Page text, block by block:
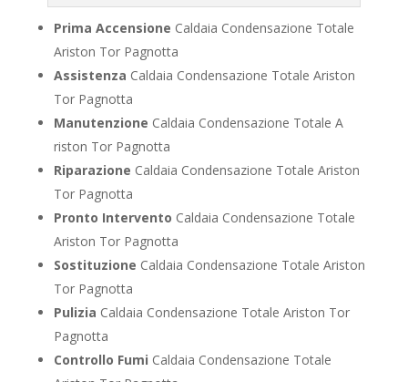
Prima Accensione Caldaia Condensazione Totale
Ariston Tor Pagnotta
Assistenza Caldaia Condensazione Totale Ariston
Tor Pagnotta
Manutenzione Caldaia Condensazione Totale A
riston Tor Pagnotta
Riparazione Caldaia Condensazione Totale Ariston
Tor Pagnotta
Pronto Intervento Caldaia Condensazione Totale
Ariston Tor Pagnotta
Sostituzione Caldaia Condensazione Totale Ariston
Tor Pagnotta
Pulizia Caldaia Condensazione Totale Ariston Tor
Pagnotta
Controllo Fumi Caldaia Condensazione Totale